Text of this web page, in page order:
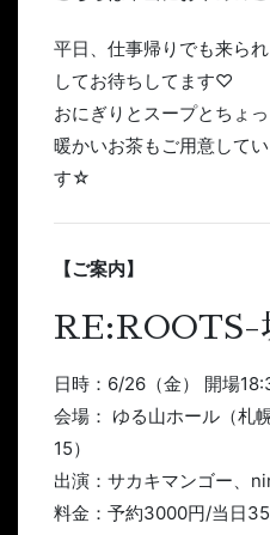
平日、仕事帰りでも来ら
してお待ちしてます♡
おにぎりとスープとちょっ
暖かいお茶もご用意して
す☆
【ご案内】
RE:ROOTS-
日時：6/26（金） 開場
会場： ゆる山ホール（札
15）
出演：サカキマンゴー、
料金：予約3000円/当日